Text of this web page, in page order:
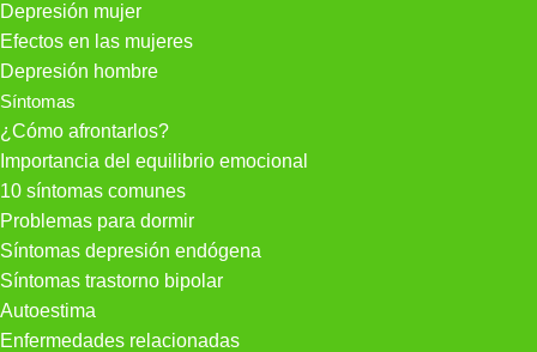
Depresión mujer
Efectos en las mujeres
Depresión hombre
Síntomas
¿Cómo afrontarlos?
Importancia del equilibrio emocional
10 síntomas comunes
Problemas para dormir
Síntomas depresión endógena
Síntomas trastorno bipolar
Autoestima
Enfermedades relacionadas